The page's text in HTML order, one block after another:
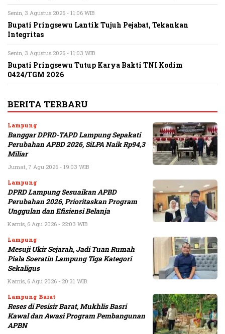
Senin, 3 Agustus 2026 - 11:06 WIB
Bupati Pringsewu Lantik Tujuh Pejabat, Tekankan
Integritas
Senin, 3 Agustus 2026 - 11:03 WIB
Bupati Pringsewu Tutup Karya Bakti TNI Kodim
0424/TGM 2026
BERITA TERBARU
Lampung
Banggar DPRD-TAPD Lampung Sepakati
Perubahan APBD 2026, SiLPA Naik Rp94,3
Miliar
Jumat, 7 Agu 2026 - 19:03 WIB
Lampung
DPRD Lampung Sesuaikan APBD
Perubahan 2026, Prioritaskan Program
Unggulan dan Efisiensi Belanja
Kamis, 6 Agu 2026 - 22:03 WIB
Lampung
Mesuji Ukir Sejarah, Jadi Tuan Rumah
Piala Soeratin Lampung Tiga Kategori
Sekaligus
Kamis, 6 Agu 2026 - 20:31 WIB
Lampung Barat
Reses di Pesisir Barat, Mukhlis Basri
Kawal dan Awasi Program Pembangunan
APBN